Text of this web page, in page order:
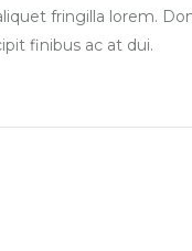
fringilla lorem.
finibus ac at dui.